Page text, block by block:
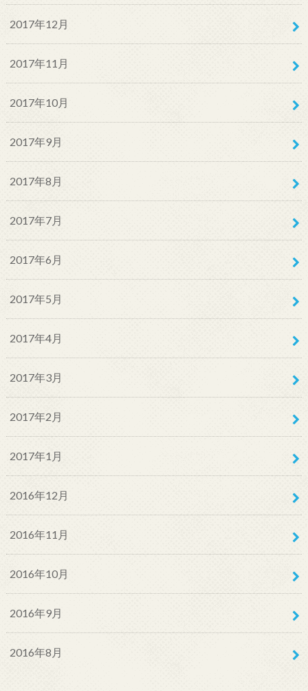
2017年12月
2017年11月
2017年10月
2017年9月
2017年8月
2017年7月
2017年6月
2017年5月
2017年4月
2017年3月
2017年2月
2017年1月
2016年12月
2016年11月
2016年10月
2016年9月
2016年8月